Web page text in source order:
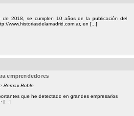
de 2018, se cumplen 10 años de la publicación del
www.historiasdelamadrid.com.ar, en [...]
emprendedores
Remax Roble
que he detectado en grandes empresarios
[...]